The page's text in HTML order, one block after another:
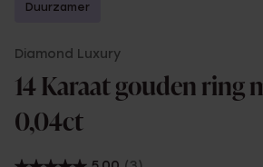
Duurzamer
Diamond Luxury
14 Karaat gouden ring
0,04ct